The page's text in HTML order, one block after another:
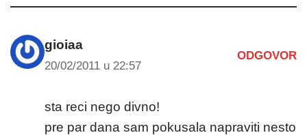
gioiaa
20/02/2011 u 22:57
ODGOVOR
sta reci nego divno!
pre par dana sam pokusala napraviti nesto